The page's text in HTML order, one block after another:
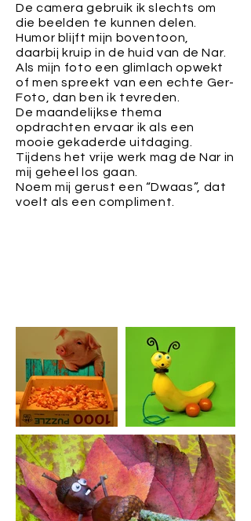
De camera gebruik ik slechts om
die beelden te kunnen delen.
Humor blijft mijn boventoon,
daarbij kruip in de huid van de Nar.
Als mijn foto een glimlach opwekt
of men spreekt van een echte Ger-
Foto, dan ben ik tevreden.
De maandelijkse thema
opdrachten ervaar ik als een
mooie gekaderde uitdaging.
Tijdens het vrije werk mag de Nar in
mij geheel los gaan.
Noem mij gerust een “Dwaas”, dat
voelt als een compliment.